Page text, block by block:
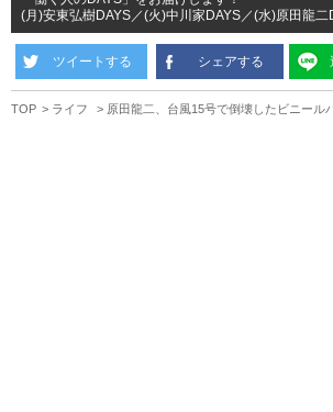
(月)安東弘樹DAYS／(火)中川家DAYS／(水)原田龍二
ツイートする シェアする
TOP ライフ 原田龍二、台風15号で倒壊したビニール